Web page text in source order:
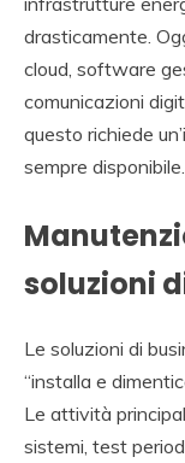
drasticamente.
cloud, software
comunicazioni
questo richiede
sempre disponibile.
soluzioni
Le soluzioni di
“installa e
Le attività
sistemi, test